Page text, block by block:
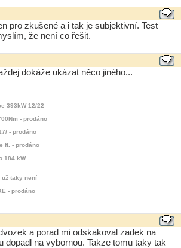
pro zkušené a i tak je subjektivní. Test
že není co řešit.
dokáže ukázat něco jiného...
393kW 12/22
- prodáno
- prodáno
fl. - prodáno
184 kW
už taky není
- prodáno
a porad mi odskakoval zadek na
dopadl na vybornou. Takze tomu taky tak